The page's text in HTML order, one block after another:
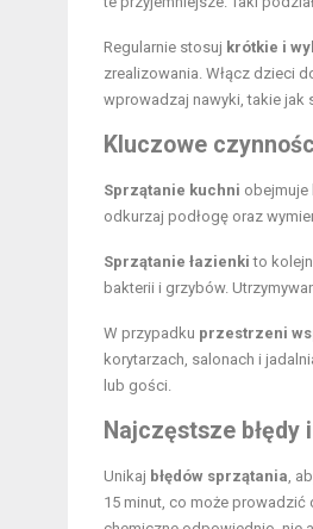
Regularnie stosuj krótkie i
zrealizowania. Włącz dzieci
wprowadzaj nawyki, takie jak
Kluczowe
Sprzątanie kuchni obejmuje
odkurzaj podłogę oraz
Sprzątanie łazienki to
bakterii i grzybów.
W przypadku przestrzeni
korytarzach, salonach i
lub gości.
Najczęstsze
Unikaj błędów sprzątania ,
15 minut, co może